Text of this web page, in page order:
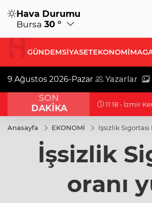
Hava Durumu
Bursa 30 °
GÜNDEMSİYASETEKONOMİ
9 Ağustos 2026-Pazar Yazarlar
SON
DAKİKA
11:18 -
Anasayfa EKONOMİ İşsizlik Sigortası
İşsizlik
oranı